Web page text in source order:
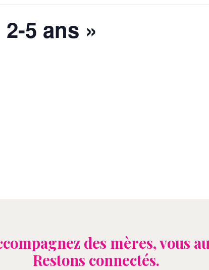
5 ans »
des mères, vous
Restons connectés.